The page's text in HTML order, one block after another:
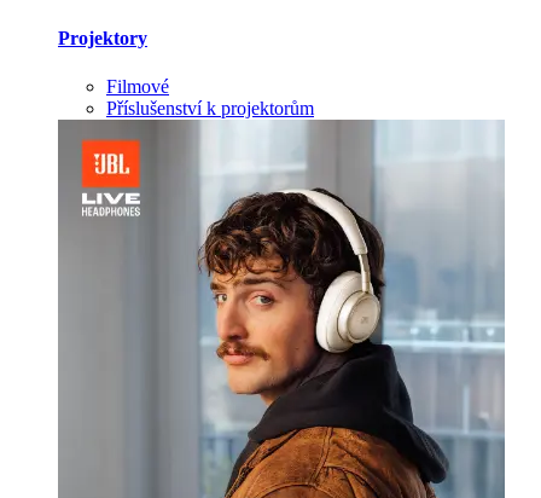
Projektory
Filmové
Příslušenství k projektorům